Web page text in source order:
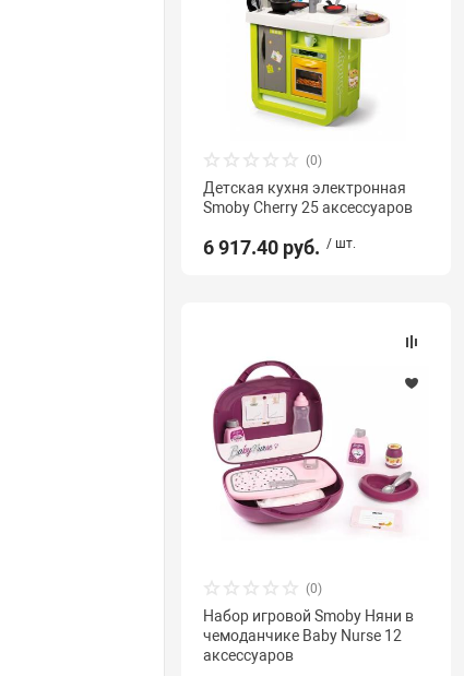
(0)
Детская кухня электронная
Smoby Cherry 25 аксессуаров
6 917.40 руб. / шт.
(0)
Набор игровой Smoby Няни в
чемоданчике Baby Nurse 12
аксессуаров